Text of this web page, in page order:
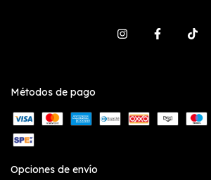
Métodos de pago
Opciones de envío